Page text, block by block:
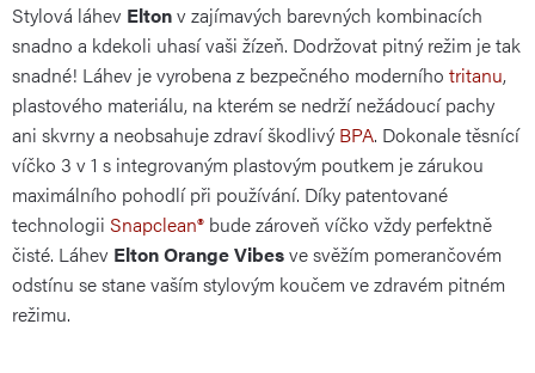
Stylová láhev Eltonv zajímavých barevných kombinacích
snadno a kdekoli uhasí vaši žízeň. Dodržovat pitný režim je tak
snadné! Láhev je vyrobena z bezpečného moderního tritanu,
plastového materiálu, na kterém se nedrží nežádoucí pachy
ani skvrny a neobsahuje zdraví škodlivý BPA. Dokonale těsnící
víčko 3 v 1 s integrovaným plastovým poutkem je zárukou
maximálního pohodlí při používání. Díky patentované
technologii Snapclean® bude zároveň víčko vždy perfektně
čisté. Láhev Elton Orange Vibesve svěžím pomerančovém
odstínu se stane vaším stylovým koučem ve zdravém pitném
režimu.